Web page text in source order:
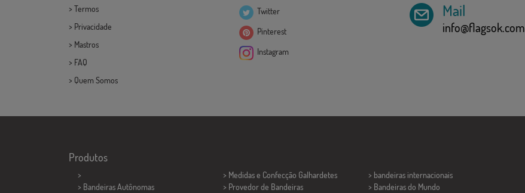
> Termos
> Privacidade
> Mastros
> FAQ
> Quem Somos
Twitter
Pinterest
Instagram
Mail
info@flagsok.com
Produtos
>
> Bandeiras Autônomas
> Medidas e Confecção Galhardetes
> Provedor de Bandeiras
> bandeiras internacionais
> Bandeiras do Mundo